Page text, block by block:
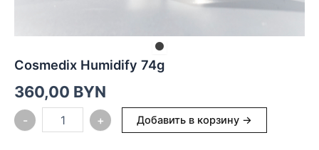
Cosmedix Humidify 74g
360,00 BYN
-
Количество
товара
+ Добавить в корзину →